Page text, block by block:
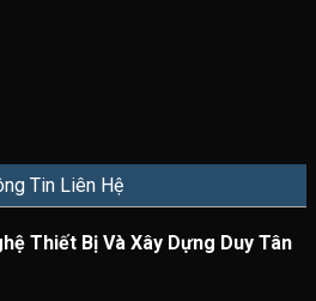
Tin Liên Hệ
Thiết Bị Và Xây Dựng Duy Tân